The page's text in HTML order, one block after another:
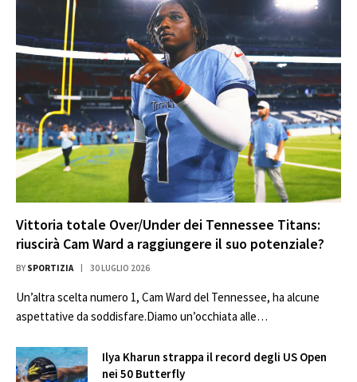
Vittoria totale Over/Under dei Tennessee Titans:
riuscirà Cam Ward a raggiungere il suo potenziale?
BY SPORTIZIA 30 LUGLIO 2026
Un’altra scelta numero 1, Cam Ward del Tennessee, ha alcune
aspettative da soddisfare.Diamo un’occhiata alle…
Ilya Kharun strappa il record degli US Open
nei 50 Butterfly